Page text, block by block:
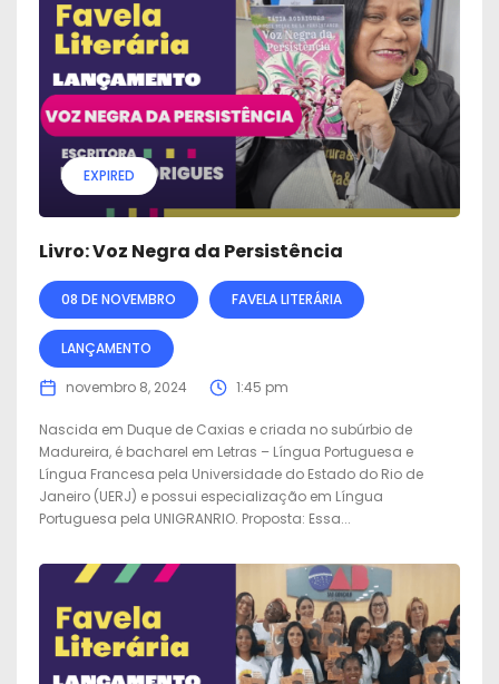
EXPIRED
Livro: Voz Negra da Persistência
08 DE NOVEMBRO FAVELA LITERÁRIA
LANÇAMENTO
novembro 8, 2024 1:45 pm
Nascida em Duque de Caxias e criada no subúrbio de
Madureira, é bacharel em Letras – Língua Portuguesa e
Língua Francesa pela Universidade do Estado do Rio de
Janeiro (UERJ) e possui especialização em Língua
Portuguesa pela UNIGRANRIO. Proposta: Essa...